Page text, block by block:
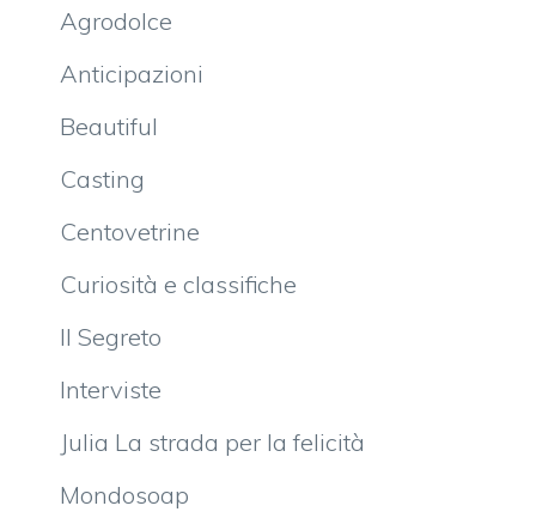
Agrodolce
Anticipazioni
Beautiful
Casting
Centovetrine
Curiosità e classifiche
Il Segreto
Interviste
Julia La strada per la felicità
Mondosoap